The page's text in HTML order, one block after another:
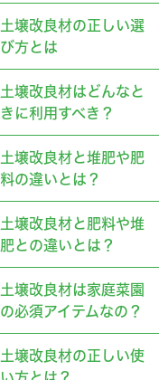
土壌改良材の正しい選
び方とは
土壌改良材はどんなと
きに利用すべき？
土壌改良材と堆肥や肥
料の違いとは？
土壌改良材と肥料や堆
肥との違いとは？
土壌改良材は家庭菜園
の必須アイテムなの？
土壌改良材の正しい使